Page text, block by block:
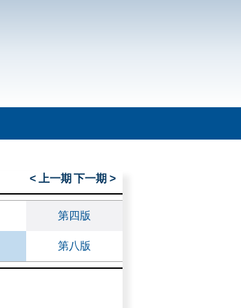
< 上一期 下一期 >
第四版
第八版